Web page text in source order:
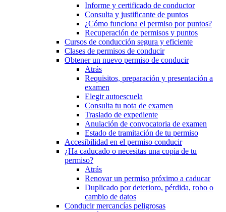
Informe y certificado de conductor
Consulta y justificante de puntos
¿Cómo funciona el permiso por puntos?
Recuperación de permisos y puntos
Cursos de conducción segura y eficiente
Clases de permisos de conducir
Obtener un nuevo permiso de conducir
Atrás
Requisitos, preparación y presentación a
examen
Elegir autoescuela
Consulta tu nota de examen
Traslado de expediente
Anulación de convocatoria de examen
Estado de tramitación de tu permiso
Accesibilidad en el permiso conducir
¿Ha caducado o necesitas una copia de tu
permiso?
Atrás
Renovar un permiso próximo a caducar
Duplicado por deterioro, pérdida, robo o
cambio de datos
Conducir mercancías peligrosas